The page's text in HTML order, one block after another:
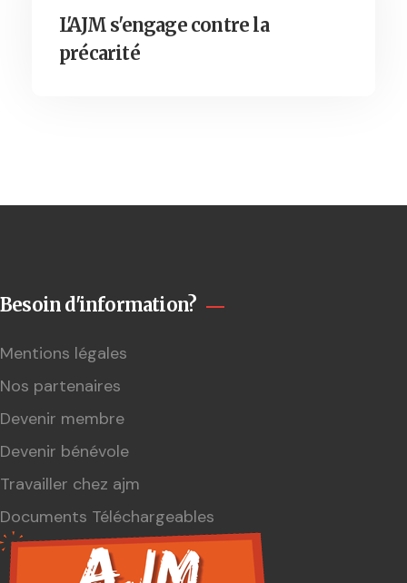
L'AJM s'engage contre la
précarité
Besoin d'information?
Mentions légales
Nos partenaires
Devenir membre
Devenir bénévole
Travailler chez ajm
Documents Téléchargeables